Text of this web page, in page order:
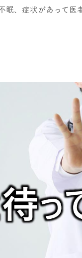
眠、症状があって